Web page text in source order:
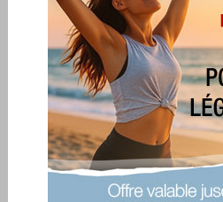
publié le 11/08/2008 à 12:45
Salut les filles!!
bon je suis là !! je me suis pas connecté ces
petit pb dc je m'y suis consacré!!
j'ai commencé mon sport , je cours les matins
commence par la marche et ensuite à petit
08h!!! je veux plus accentuer le sport car je
avec la nourriture je triche souvent!! les
j'arrive je suis epuisé dc je dejeune pas et à
le soir je fais l'effort de manger légé!! je me